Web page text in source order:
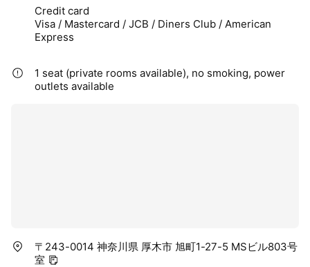
Credit card
Visa / Mastercard / JCB / Diners Club / American
Express
1 seat (private rooms available), no smoking, power
outlets available
〒243-0014 神奈川県 厚木市 旭町1-27-5 MSビル803号
室